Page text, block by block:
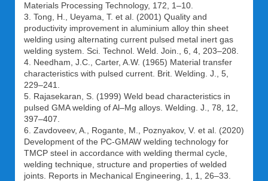
Materials Processing Technology, 172, 1–10.
3. Tong, H., Ueyama, T. et al. (2001) Quality and
productivity improvement in aluminium alloy thin sheet
welding using alternating current pulsed metal inert gas
welding system. Sci. Technol. Weld. Join., 6, 4, 203–208.
4. Needham, J.C., Carter, A.W. (1965) Material transfer
characteristics with pulsed current. Brit. Welding. J., 5,
229–241.
5. Rajasekaran, S. (1999) Weld bead characteristics in
pulsed GMA welding of Al–Mg alloys. Welding. J., 78, 12,
397–407.
6. Zavdoveev, A., Rogante, M., Poznyakov, V. et al. (2020)
Development of the PC-GMAW welding technology for
TMCP steel in accordance with welding thermal cycle,
welding technique, structure and properties of welded
joints. Reports in Mechanical Engineering, 1, 1, 26–33.